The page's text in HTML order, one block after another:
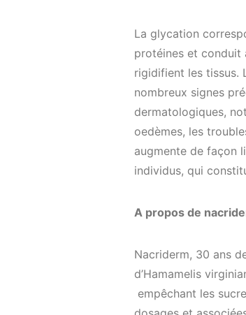
La glycation
protéines et conduit
rigidifient les tissus.
nombreux signes
dermatologiques,
oedèmes, les
augmente de façon
individus, qui
A propos de
Nacriderm, 30 ans
d’Hamamelis
empêchant les